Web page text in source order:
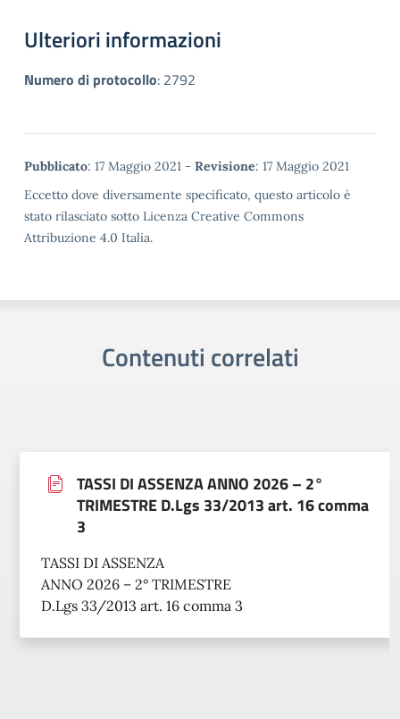
Ulteriori informazioni
Numero di protocollo: 2792
Metadata
Pubblicato: 17 Maggio 2021 - Revisione: 17 Maggio 2021
Eccetto dove diversamente specificato, questo articolo è
stato rilasciato sotto Licenza Creative Commons
Attribuzione 4.0 Italia.
Contenuti correlati
TASSI DI ASSENZA ANNO 2026 – 2°
TRIMESTRE D.Lgs 33/2013 art. 16 comma
3
TASSI DI ASSENZA
ANNO 2026 – 2° TRIMESTRE
D.Lgs 33/2013 art. 16 comma 3